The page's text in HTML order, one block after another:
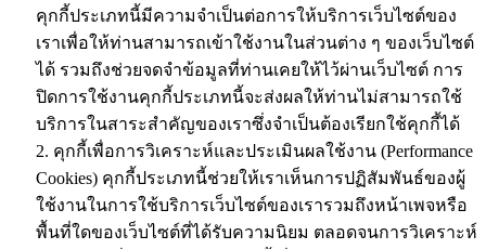
คุกกี้ประเภทนี้มีความจำเป็นต่อการให้บริการเว็บไซต์ของ
เราเพื่อให้ท่านสามารถเข้าใช้งานในส่วนต่าง ๆ ของเว็บไซต์
ได้ รวมถึงช่วยจดจำข้อมูลที่ท่านเคยให้ไว้ผ่านเว็บไซต์ การ
ปิดการใช้งานคุกกี้ประเภทนี้จะส่งผลให้ท่านไม่สามารถใช้
บริการในสาระสำคัญของเราซึ่งจำเป็นต้องเรียกใช้คุกกี้ได้
2. คุกกี้เพื่อการวิเคราะห์และประเมินผลใช้งาน (Performance
Cookies) คุกกี้ประเภทนี้ช่วยให้เราเห็นการปฏิสัมพันธ์ของผู้
ใช้งานในการใช้บริการเว็บไซต์ของเรารวมถึงหน้าเพจหรือ
พื้นที่ใดของเว็บไซต์ที่ได้รับความนิยม ตลอดจนการวิเคราะห์